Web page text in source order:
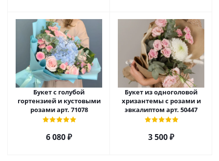
Букет с голубой
гортензией и кустовыми
розами арт. 71078
6 080₽
Букет из одноголовой
хризантемы с розами и
эвкалиптом арт. 50447
3 500₽